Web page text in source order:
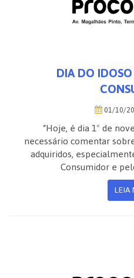
DIA DO
01/10/
“Hoje, é dia 1º de
necessário comentar
adquiridos,
Consumidor e
LEIA